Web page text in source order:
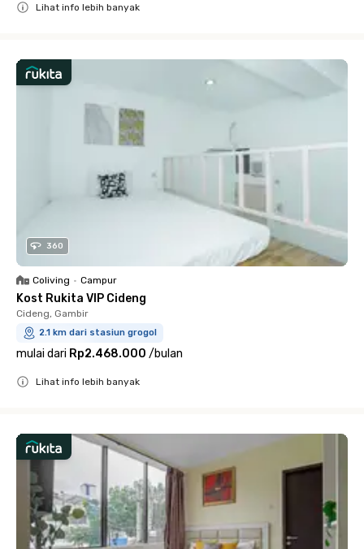
Lihat info lebih banyak
360
Coliving • Campur
Kost Rukita VIP Cideng
Cideng, Gambir
2.1 km dari stasiun grogol
mulai dari Rp2.468.000 /bulan
Lihat info lebih banyak